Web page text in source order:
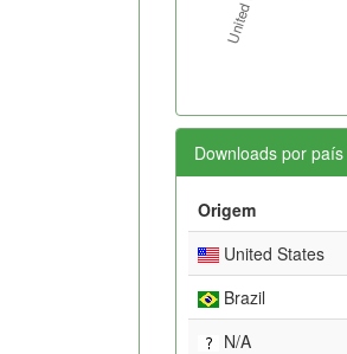
Downloads por país
Origem
United States
Brazil
N/A